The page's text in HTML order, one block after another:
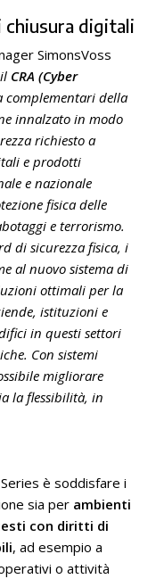
digitali
SimonsVoss
CRA (Cyber
complementari della
innalzato in modo
richiesto a
e prodotti
e nazionale
fisica delle
e terrorismo.
di sicurezza fisica, i
al nuovo sistema di
ottimali per la
istituzioni e
in questi settori
Con sistemi
migliorare
la flessibilità, in
è soddisfare i
sia per ambienti
con diritti di
, ad esempio a
o attività